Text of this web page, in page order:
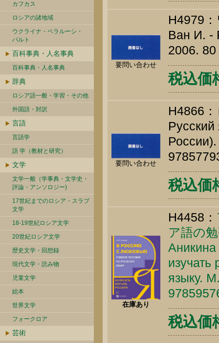
カフカス
ロシアの諸地域
ウクライナ・ベラルーシ・
バルト
百科事典・人名事典
百科事典・人名事典
辞典
ロシア語一般・学習・その他
外国語・対訳
言語
言語学
語 学（教材と研究）
文学
文学一般（学事典・文学史・
評論・アンソロジー)
17世紀までのロシア・スラブ
文学
18-19世紀ロシア文学
20世紀ロシア文学
歴史文学・回想録
現代文学・読み物
児童文学
絵本
世界文学
フォークロア
芸術
要問い合わせ
H4979
Ван И. -
2006. 80
税込価
要問い合わせ
H4866
税込価
在庫あり
H4458：
ア語の
изучать
языку.
税込価